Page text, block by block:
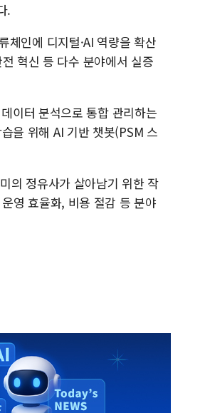
.
체인에 디지털·AI 역량을 확산
혁신 등 다수 분야에서 실증
이터 분석으로 통합 관리하는
을 위해 AI 기반 챗봇(PSM 스
의 정유사가 살아남기 위한 작
영 효율화, 비용 절감 등 분야